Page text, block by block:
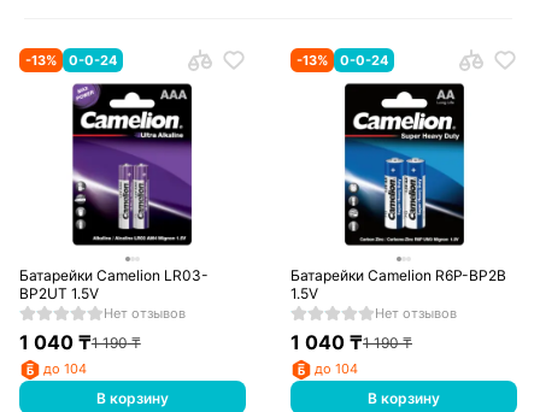
-13% 0-0-24
Батарейки Camelion LR03-
BP2UT 1.5V
Нет отзывов
1 040₸1 190₸
до 104
В корзину
-13% 0-0-24
Батарейки Camelion R6P-BP2B
1.5V
Нет отзывов
1 040 ₸1 190₸
до 104
В корзину